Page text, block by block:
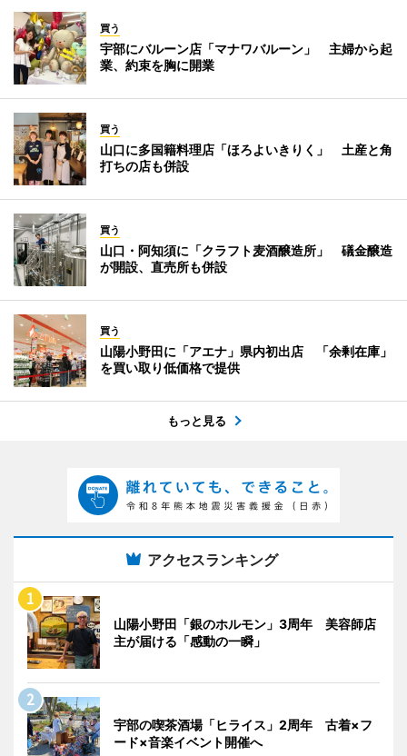
買う
宇部にバルーン店「マナワバルーン」 主婦から起
業、約束を胸に開業
買う
山口に多国籍料理店「ほろよいきりく」 土産と角
打ちの店も併設
買う
山口・阿知須に「クラフト麦酒醸造所」 礒金醸造
が開設、直売所も併設
買う
山陽小野田に「アエナ」県内初出店 「余剰在庫」
を買い取り低価格で提供
もっと見る
アクセスランキング
山陽小野田「銀のホルモン」3周年 美容師店
主が届ける「感動の一瞬」
宇部の喫茶酒場「ヒライス」2周年 古着×フ
ード×音楽イベント開催へ